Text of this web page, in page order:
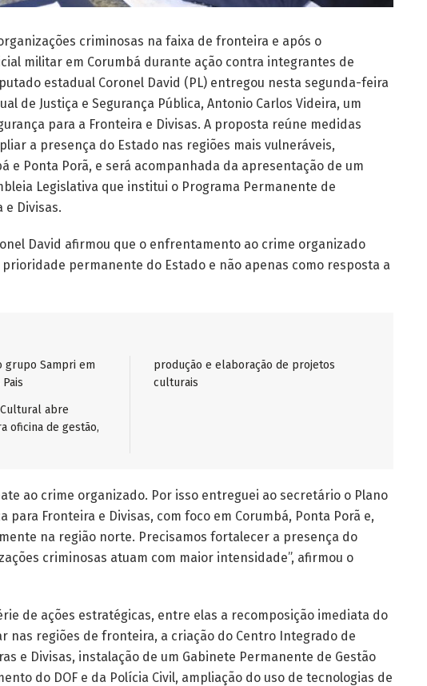
criminosas na faixa de fronteira e após o
militar em Corumbá durante ação contra integrantes de
estadual Coronel David (PL) entregou nesta segunda-feira
de Justiça e Segurança Pública, Antonio Carlos Videira, um
para a Fronteira e Divisas. A proposta reúne medidas
a presença do Estado nas regiões mais vulneráveis,
e Ponta Porã, e será acompanhada da apresentação de um
Legislativa que institui o Programa Permanente de
e Divisas.
David afirmou que o enfrentamento ao crime organizado
permanente do Estado e não apenas como resposta a
grupo Sampri em
Cultural abre
oficina de gestão,
produção e elaboração de projetos
culturais
ao crime organizado. Por isso entreguei ao secretário o Plano
para Fronteira e Divisas, com foco em Corumbá, Ponta Porã e,
na região norte. Precisamos fortalecer a presença do
criminosas atuam com maior intensidade”, afirmou o
de ações estratégicas, entre elas a recomposição imediata do
nas regiões de fronteira, a criação do Centro Integrado de
e Divisas, instalação de um Gabinete Permanente de Gestão
do DOF e da Polícia Civil, ampliação do uso de tecnologias de